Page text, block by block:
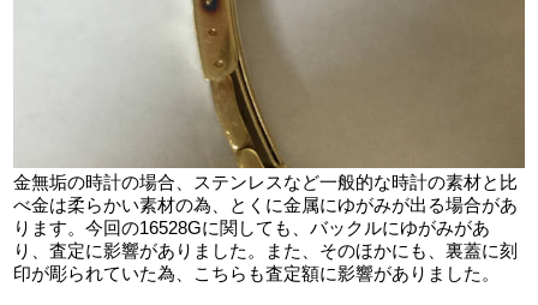
金無垢の時計の場合、ステンレスなど一般的な時計の素材と比
べ金は柔らかい素材の為、とくに金属にゆがみが出る場合があ
ります。今回の16528Gに関しても、バックルにゆがみがあ
り、査定に影響がありました。また、そのほかにも、裏蓋に刻
印が彫られていた為、こちらも査定額に影響がありました。